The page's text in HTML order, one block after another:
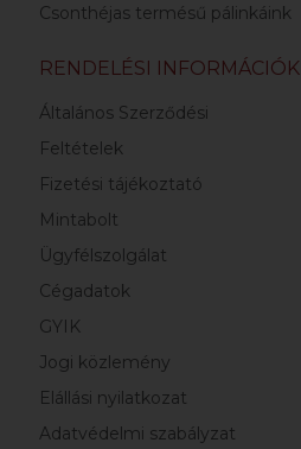
Csonthéjas termésű pálinkáink
RENDELÉSI INFORMÁCIÓK
Általános Szerződési
Feltételek
Fizetési tájékoztató
Mintabolt
Ügyfélszolgálat
Cégadatok
GYIK
Jogi közlemény
Elállási nyilatkozat
Adatvédelmi szabályzat